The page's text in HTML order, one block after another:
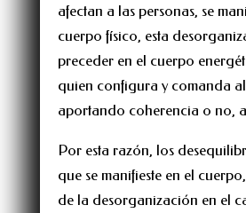
afectan a las personas, se
cuerpo físico, esta
preceder en el cuerpo
quien configura y comanda
aportando coherencia o no, a
Por esta razón, los
que se manifieste en el
de la desorganización en el